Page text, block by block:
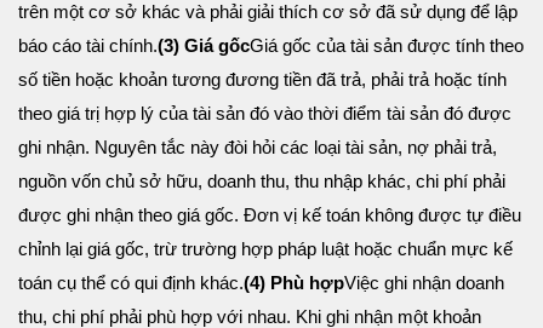
trên một cơ sở khác và phải giải thích cơ sở đã sử dụng để lập
báo cáo tài chính.(3) Giá gốcGiá gốc của tài sản được tính theo
số tiền hoặc khoản tương đương tiền đã trả, phải trả hoặc tính
theo giá trị hợp lý của tài sản đó vào thời điểm tài sản đó được
ghi nhận. Nguyên tắc này đòi hỏi các loại tài sản, nợ phải trả,
nguồn vốn chủ sở hữu, doanh thu, thu nhập khác, chi phí phải
được ghi nhận theo giá gốc. Đơn vị kế toán không được tự điều
chỉnh lại giá gốc, trừ trường hợp pháp luật hoặc chuẩn mực kế
toán cụ thể có qui định khác.(4) Phù hợpViệc ghi nhận doanh
thu, chi phí phải phù hợp với nhau. Khi ghi nhận một khoản